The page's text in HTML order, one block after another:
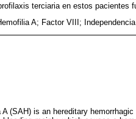
terciaria en estos pacientes
A; Factor VIII;
A (SAH) is an hereditary